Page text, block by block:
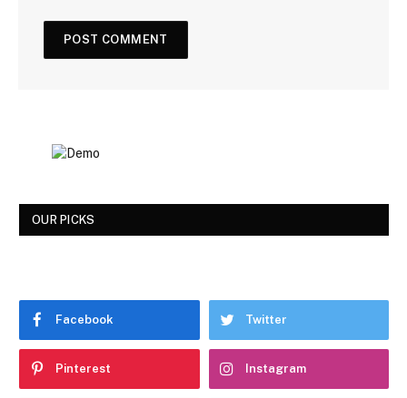
OUR PICKS
Facebook Twitter
Pinterest Instagram